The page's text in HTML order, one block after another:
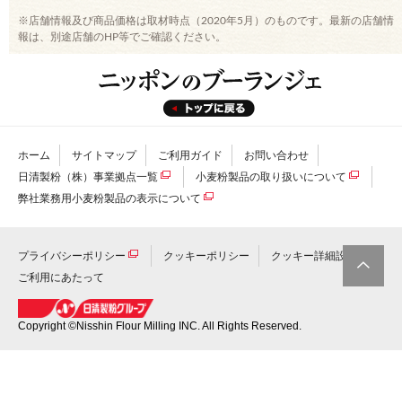
※店舗情報及び商品価格は取材時点（2020年5月）のものです。最新の店舗情
報は、別途店舗のHP等でご確認ください。
ホーム サイトマップ ご利用ガイド
お問い合わせ
日清製粉（株）事業拠点一覧
小麦粉製品の取り扱いについて
弊社業務用小麦粉製品の表示について
Copyright ©Nisshin Flour Milling INC. All Rights Reserved.
プライバシーポリシー クッキーポリシー
クッキー詳細設定
ご利用にあたって